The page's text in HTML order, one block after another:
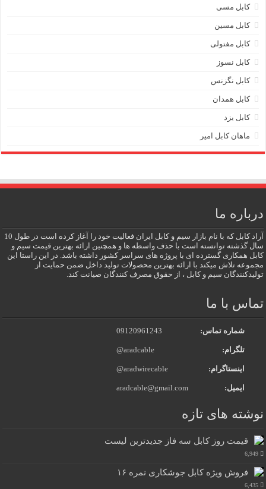
کابل مسی
کابل مسین
کابل مفتولی
کابل نسوز
کابل نگزنس
کابل همدان
کابل یزد
ماهان کابل امیر
درباره ما
آراد کابل که با نام بازار سیم و کابل ایران فعالیت خود را آغاز کرده است در طول 10
سال گذشته توانسته است با حذف واسطه ها و همچنین ارائه بهترین قیمت سیم و
کابل همکاری گسترده ای با پروژه های سراسر کشور داشته باشد. در این راستا این
مجموعه تلاش میکند با ارائه بهترین محصولات تولید داخل ضمن حمایت از
تولیدکنندگان سیم و کابل ، از حقوق مصرف کنندگان صیانت کند.
تماس با ما
شماره تماس: 09120961243
تلگرام: @aradcable
اینستاگرام: @aradwirecable
ایمیل: aradcable@gmail.com
نوشته های تازه
قیمت روز کابل سه فاز جدیدترین لیست
6,949
فروش ویژه کابل جوشکاری نمره ۱۶
6,435